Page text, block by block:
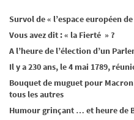
Survol de « l’espace européen
Vous avez dit : « la Fierté » ?
A l’heure de l’élection d’un
Il y a 230 ans, le 4 mai 1789,
Bouquet de muguet pour
tous les autres
Humour grinçant … et heure de